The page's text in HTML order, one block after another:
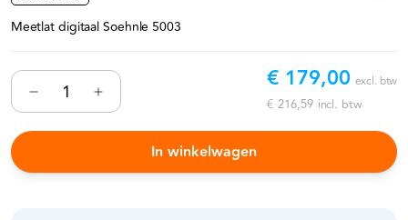
Meetlat digitaal Soehnle 5003
€ 179,00 excl. btw
€ 216,59 incl. btw
In winkelwagen